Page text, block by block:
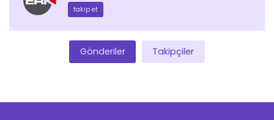
takip et
Gönderiler Takipçiler